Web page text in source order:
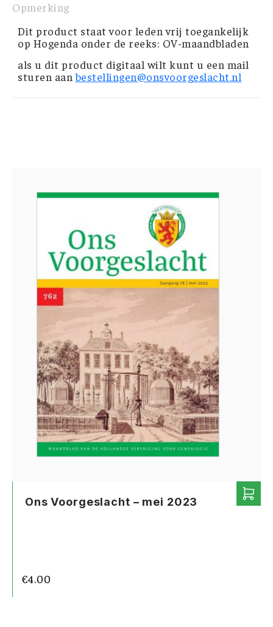
Opmerking
Dit product staat voor leden vrij toegankelijk
op Hogenda onder de reeks: OV-maandbladen
als u dit product digitaal wilt kunt u een mail
sturen aanbestellingen@onsvoorgeslacht.nl
Ons Voorgeslacht – mei 2023
€4.00